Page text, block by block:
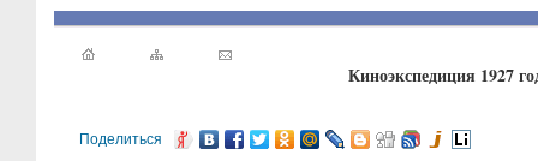
Киноэкспедиция 1927
Поделиться